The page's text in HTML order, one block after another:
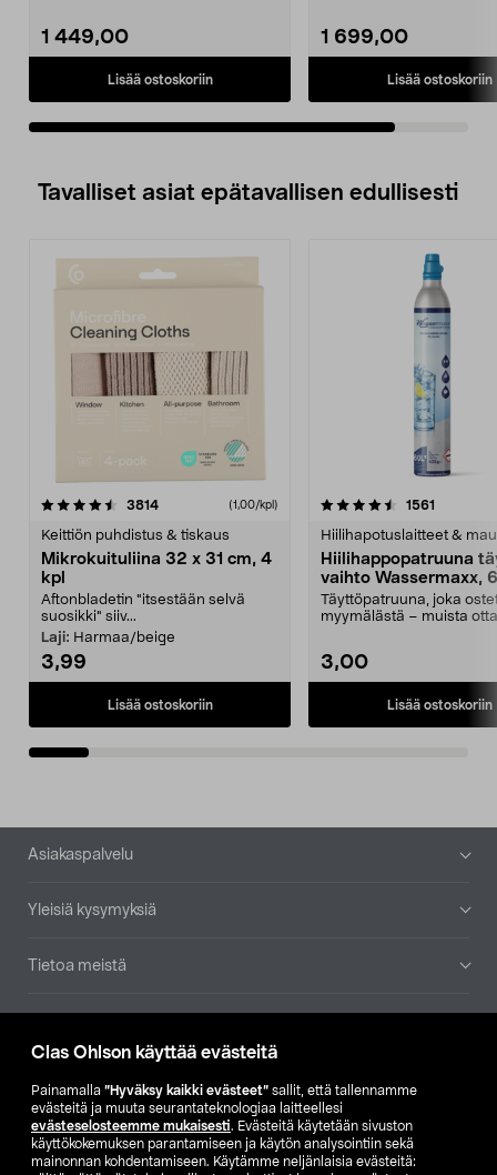
Clas Ohlson käyttää evästeitä
Painamalla ”Hyväksy kaikki evästeet” sallit, että tallennamme
evästeitä ja muuta seurantateknologiaa laitteellesi
evästeselosteemme mukaisesti. Evästeitä käytetään sivuston
käyttökokemuksen parantamiseen ja käytön analysointiin sekä
mainonnan kohdentamiseen. Käytämme neljänlaisia evästeitä:
1 449,00
Lisää ostoskoriin
1 699,00
Lisää ostoskoriin
Tavalliset asiat epätavallisen edullisesti
3814arvostelut (1,00/kpl)
Keittiön puhdistus & tiskaus
Mikrokuituliina 32 x 31 cm, 4
kpl
Aftonbladetin "itsestään selvä
suosikki" siiv...
Laji: Harmaa/beige
3,99
Lisää ostoskoriin
4.5viidestä
1561
Hiilihapotuslaitteet &
Hiilihappopatruuna
vaihto Wassermaxx,
Täyttöpatruuna, joka
myymälästä – muista
3,00
Lisää ostoskoriin
4.5viidestä
Alatunniste
Asiakaspalvelu
Yleisiä kysymyksiä
Tietoa meistä
Etsi myymälä